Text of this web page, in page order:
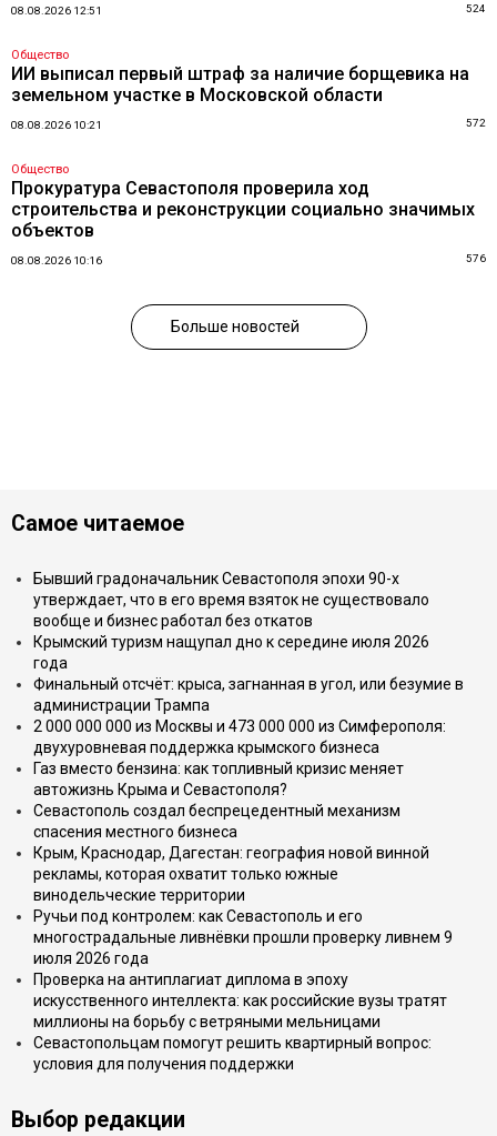
08.08.2026 12:51 524
Общество
ИИ выписал первый штраф за наличие борщевика на
земельном участке в Московской области
08.08.2026 10:21 572
Общество
Прокуратура Севастополя проверила ход
строительства и реконструкции социально значимых
объектов
08.08.2026 10:16 576
Больше новостей
Самое читаемое
Бывший градоначальник Севастополя эпохи 90-х
утверждает, что в его время взяток не существовало
вообще и бизнес работал без откатов
Крымский туризм нащупал дно к середине июля 2026
года
Финальный отсчёт: крыса, загнанная в угол, или безумие в
администрации Трампа
2 000 000 000 из Москвы и 473 000 000 из Симферополя:
двухуровневая поддержка крымского бизнеса
Газ вместо бензина: как топливный кризис меняет
автожизнь Крыма и Севастополя?
Севастополь создал беспрецедентный механизм
спасения местного бизнеса
Крым, Краснодар, Дагестан: география новой винной
рекламы, которая охватит только южные
винодельческие территории
Ручьи под контролем: как Севастополь и его
многострадальные ливнёвки прошли проверку ливнем 9
июля 2026 года
Проверка на антиплагиат диплома в эпоху
искусственного интеллекта: как российские вузы тратят
миллионы на борьбу с ветряными мельницами
Севастопольцам помогут решить квартирный вопрос:
условия для получения поддержки
Выбор редакции